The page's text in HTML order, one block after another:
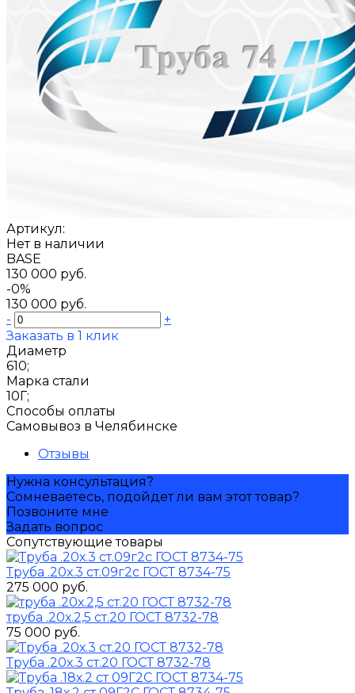
Артикул:
Нет в наличии
BASE
130 000 руб.
-0%
130 000 руб.
-
+
Заказать в 1 клик
Диаметр
610;
Марка стали
10Г;
Способы оплаты
Самовывоз в Челябинске
Отзывы
Нужна консультация?
Сомневаетесь, подойдет ли вам этот товар?
Позвоните мне
Задать вопрос
Сопутствующие товары
Труба .20х.3 ст.09г2с ГОСТ 8734-75
275 000 руб.
труба .20х.2,5 ст.20 ГОСТ 8732-78
75 000 руб.
Труба .20х.3 ст.20 ГОСТ 8732-78